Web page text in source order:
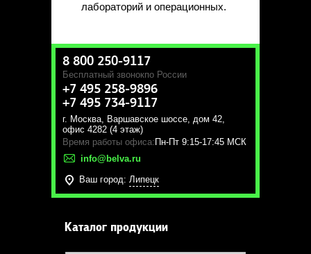
лабораторий и операционных.
8 800 250-9117
Бесплатный звонокпо России
+7 495 258-9896
+7 495 734-9117
г. Москва, Варшавское шоссе, дом 42,
офис 4282 (4 этаж)
Время работы офиса: Пн-Пт 9:15-17:45 МСК
info@belva.ru
Ваш город: Липецк
Каталог продукции